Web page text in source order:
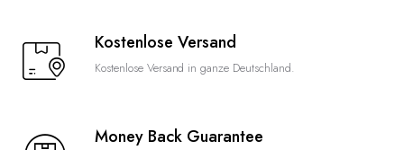
Kostenlose Versand
Kostenlose Versand in ganze Deutschland.
Money Back Guarantee